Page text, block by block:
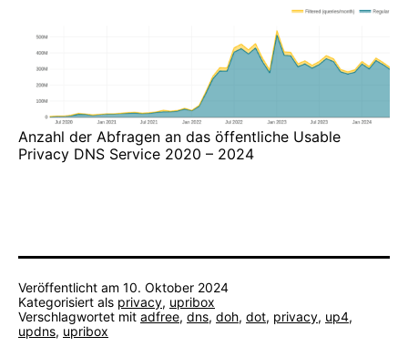
Anzahl der Abfragen an das öffentliche Usable
Privacy DNS Service 2020 – 2024
Veröffentlicht am 10. Oktober 2024
Kategorisiert als privacy, upribox
Verschlagwortet mit adfree, dns, doh, dot, privacy, up4,
updns, upribox